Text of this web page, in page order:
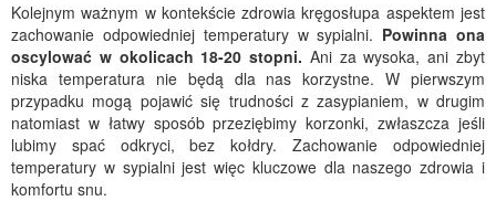
Kolejnym ważnym w kontekście zdrowia kręgosłupa aspektem jest
zachowanie odpowiedniej temperatury w sypialni. Powinna ona
oscylować w okolicach 18-20 stopni. Ani za wysoka, ani zbyt
niska temperatura nie będą dla nas korzystne. W pierwszym
przypadku mogą pojawić się trudności z zasypianiem, w drugim
natomiast w łatwy sposób przeziębimy korzonki, zwłaszcza jeśli
lubimy spać odkryci, bez kołdry. Zachowanie odpowiedniej
temperatury w sypialni jest więc kluczowe dla naszego zdrowia i
komfortu snu.